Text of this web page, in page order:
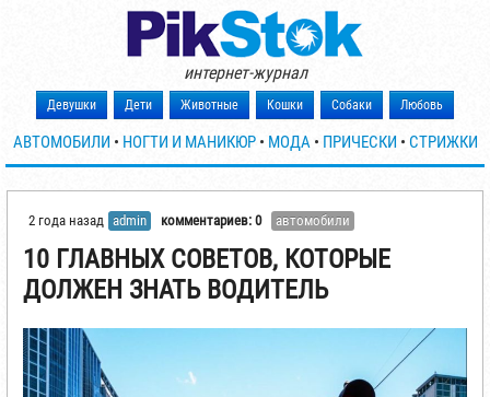
интернет-журнал
Девушки Дети Животные Кошки Собаки Любовь
АВТОМОБИЛИ • НОГТИ И МАНИКЮР• МОДА • ПРИЧЕСКИ • СТРИЖКИ
2 года назад admin комментариев: 0 автомобили
10 ГЛАВНЫХ СОВЕТОВ, КОТОРЫЕ
ДОЛЖЕН ЗНАТЬ ВОДИТЕЛЬ